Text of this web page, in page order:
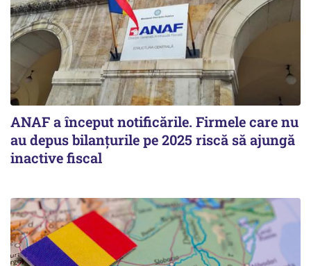
ANAF a început notificările. Firmele care nu
au depus bilanțurile pe 2025 riscă să ajungă
inactive fiscal